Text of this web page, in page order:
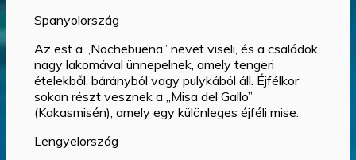
Spanyolország
Az est a „Nochebuena” nevet viseli, és a családok
nagy lakomával ünnepelnek, amely tengeri
ételekből, bárányból vagy pulykából áll. Éjfélkor
sokan részt vesznek a „Misa del Gallo”
(Kakasmisén), amely egy különleges éjféli mise.
Lengyelország